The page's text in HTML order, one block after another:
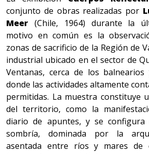
conjunto de obras realizadas por
Meer (Chile, 1964) durante la
motivo en común es la
zonas de sacrificio de la Región de
industrial ubicado en el sector de
Ventanas, cerca de los
donde las actividades altamente
permitidas. La muestra constituye
del territorio, como la
diario de apuntes, y se
sombría, dominada por la
asentada entre ríos y mares de